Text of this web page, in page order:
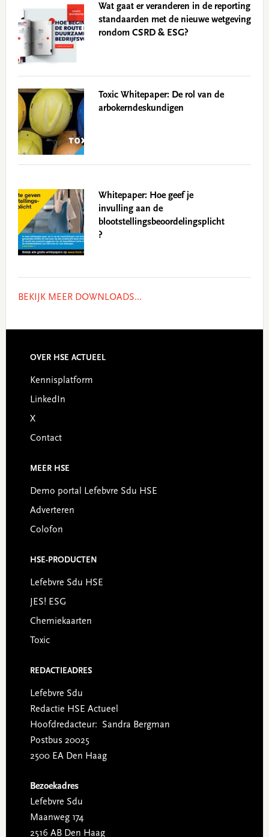
Wat gaat er veranderen in de reporting
standaarden met de nieuwe wetgeving
rondom CSRD & ESG?
Toxic Whitepaper: De rol van de
arbokerndeskundigen
Whitepaper: Hoe geef je
invulling aan de
blootstellingsbeoordelingsplicht
?
BEKIJK MEER DOWNLOADS...
Footer
OVER HSE ACTUEEL
Kennisplatform
LinkedIn
X
Contact
MEER HSE
Demo portal Lefebvre Sdu HSE
Adverteren
Colofon
HSE-PRODUCTEN
Lefebvre Sdu HSE
JES! ESG
Chemiekaarten
Toxic
REDACTIEADRES
Lefebvre Sdu
Redactie HSE Actueel
Hoofdredacteur: Sandra Bergman
Postbus 20025
2500 EA Den Haag
Bezoekadres
Lefebvre Sdu
Maanweg 174
2516 AB Den Haag